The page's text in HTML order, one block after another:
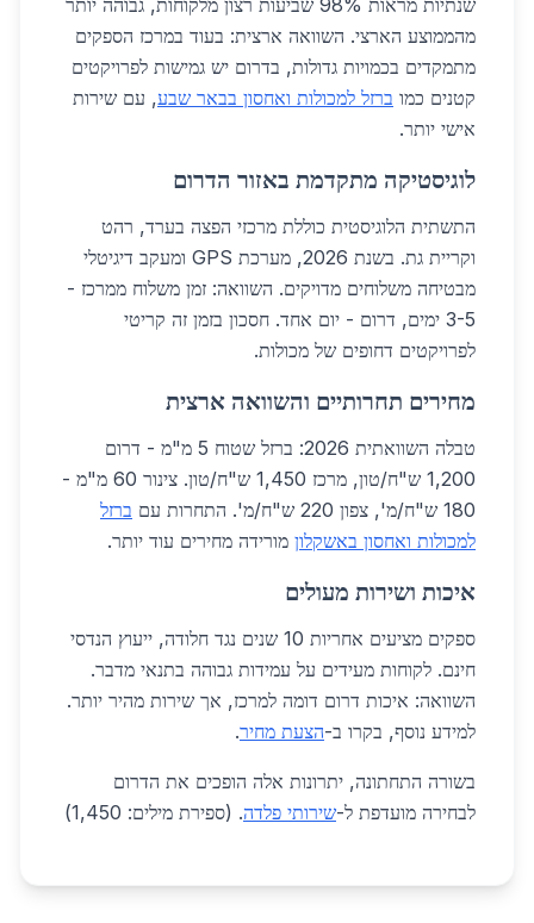
שנתיות מראות 98% שביעות רצון מלקוחות, גבוהה יותר
מהממוצע הארצי. השוואה ארצית: בעוד במרכז הספקים
מתמקדים בכמויות גדולות, בדרום יש גמישות לפרויקטים
קטנים כמו ברזל למכולות ואחסון בבאר שבע, עם שירות
אישי יותר.
לוגיסטיקה מתקדמת באזור הדרום
התשתית הלוגיסטית כוללת מרכזי הפצה בערד, רהט
וקריית גת. בשנת 2026, מערכת GPS ומעקב דיגיטלי
מבטיחה משלוחים מדויקים. השוואה: זמן משלוח ממרכז -
3-5 ימים, דרום - יום אחד. חסכון בזמן זה קריטי
לפרויקטים דחופים של מכולות.
מחירים תחרותיים והשוואה ארצית
טבלה השוואתית 2026: ברזל שטוח 5 מ"מ - דרום
1,200 ש"ח/טון, מרכז 1,450 ש"ח/טון. צינור 60 מ"מ -
180 ש"ח/מ', צפון 220 ש"ח/מ'. התחרות עם
ברזל
למכולות ואחסון באשקלון מורידה מחירים עוד יותר.
איכות ושירות מעולים
ספקים מציעים אחריות 10 שנים נגד חלודה, ייעוץ הנדסי
חינם. לקוחות מעידים על עמידות גבוהה בתנאי מדבר.
השוואה: איכות דרום דומה למרכז, אך שירות מהיר יותר.
למידע נוסף, בקרו ב-הצעת מחיר.
בשורה התחתונה, יתרונות אלה הופכים את הדרום
לבחירה מועדפת ל-שירותי פלדה. (ספירת מילים: 1,450)